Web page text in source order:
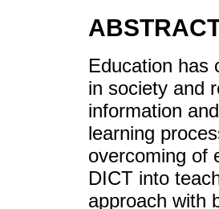
Education has
in society and
information
learning
overcoming of
DICT into
approach with